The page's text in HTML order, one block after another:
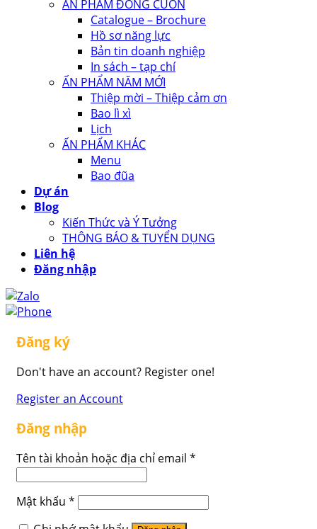
ẤN PHẨM ĐÓNG CUỐN
Catalogue – Brochure
Hồ sơ năng lực
Bản tin doanh nghiệp
In sách – tạp chí
ẤN PHẨM NĂM MỚI
Thiệp mời – Thiệp cảm ơn
Bao lì xì
Lịch
ẤN PHẨM KHÁC
Menu
Bao đũa
Dự án
Blog
Kiến Thức và Ý Tưởng
THÔNG BÁO & TUYỂN DỤNG
Liên hệ
Đăng nhập
Đăng ký
Don't have an account? Register one!
Register an Account
Đăng nhập
Tên tài khoản hoặc địa chỉ email *
Mật khẩu *